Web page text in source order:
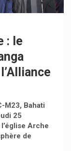
: le
M23, Bahati
25
Arche
de